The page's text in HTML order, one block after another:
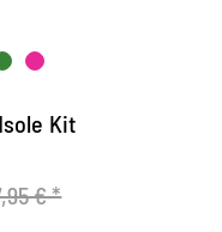
Kit
€ *